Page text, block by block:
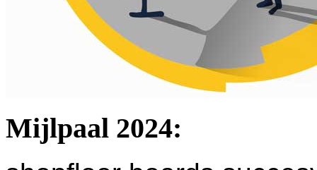
Mijlpaal 2024: